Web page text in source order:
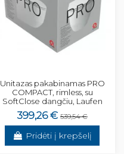
Unitazas pakabinamas PRO
COMPACT, rimless, su
SoftClose dangčiu, Laufen
399,26 € 539,54 €
Pridėti į krepšelį